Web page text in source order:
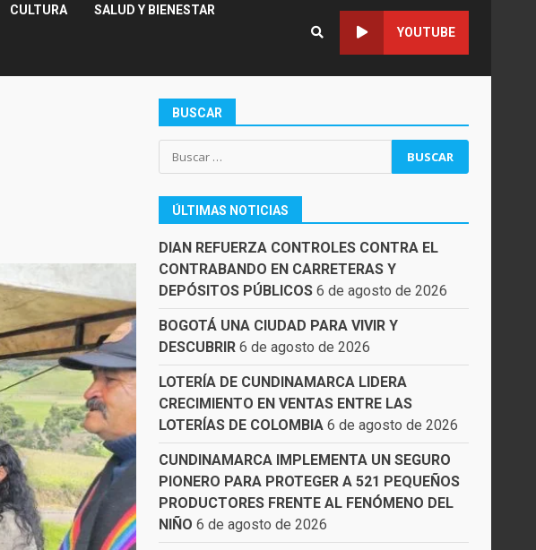
CULTURA SALUD Y BIENESTAR
YOUTUBE
BUSCAR
Buscar:
ÚLTIMAS NOTICIAS
DIAN REFUERZA CONTROLES CONTRA EL
CONTRABANDO EN CARRETERAS Y
DEPÓSITOS PÚBLICOS 6 de agosto de 2026
BOGOTÁ UNA CIUDAD PARA VIVIR Y
DESCUBRIR 6 de agosto de 2026
LOTERÍA DE CUNDINAMARCA LIDERA
CRECIMIENTO EN VENTAS ENTRE LAS
LOTERÍAS DE COLOMBIA 6 de agosto de 2026
CUNDINAMARCA IMPLEMENTA UN SEGURO
PIONERO PARA PROTEGER A 521 PEQUEÑOS
PRODUCTORES FRENTE AL FENÓMENO DEL
NIÑO 6 de agosto de 2026